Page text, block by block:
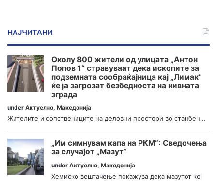
НАЈЧИТАНИ
Околу 800 жители од улицата „Антон
Попов 1“ стравуваат дека ископите за
подземната сообраќајница кај „Лимак“
ќе ја загрозат безбедноста на нивната
зграда
under Актуелно, Македонија
Жителите и сопствениците на деловни простори во станбен...
„Им симнувам капа на РКМ“: Сведочења
за случајот „Мазут“
under Актуелно, Македонија
Хемиско вештачење покажува дека мазутот кој